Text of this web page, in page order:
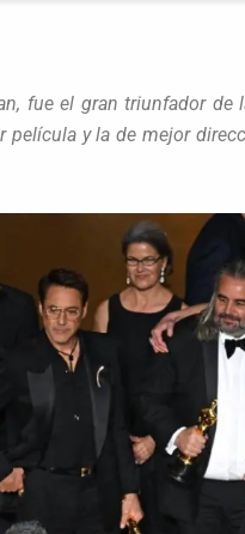
fue el gran triunfador
y la de mejor